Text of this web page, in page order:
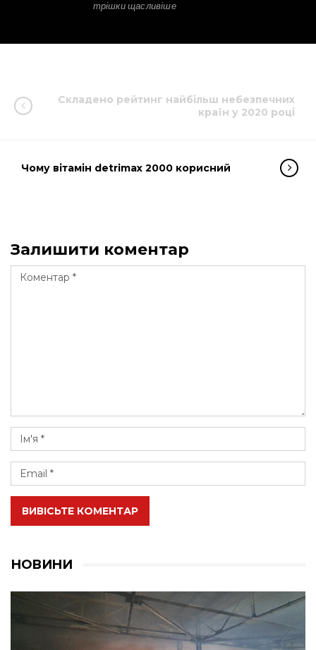
трішки щасливіше
Складено рейтинг найбільш небезпечних
країн у 2020 році
Чому вітамін detrimax 2000 корисний
Залишити коментар
ВИВІСЬТЕ КОМЕНТАР
НОВИНИ